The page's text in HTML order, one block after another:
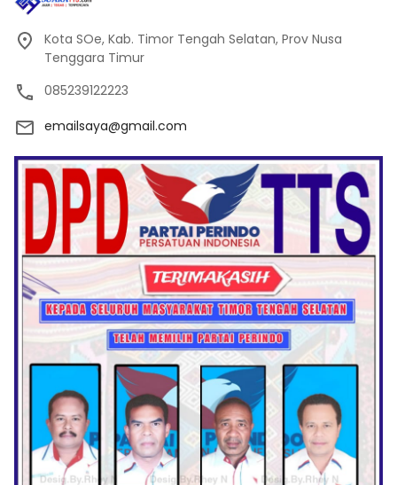
Kota SOe, Kab. Timor Tengah Selatan, Prov Nusa
Tenggara Timur
085239122223
emailsaya@gmail.com